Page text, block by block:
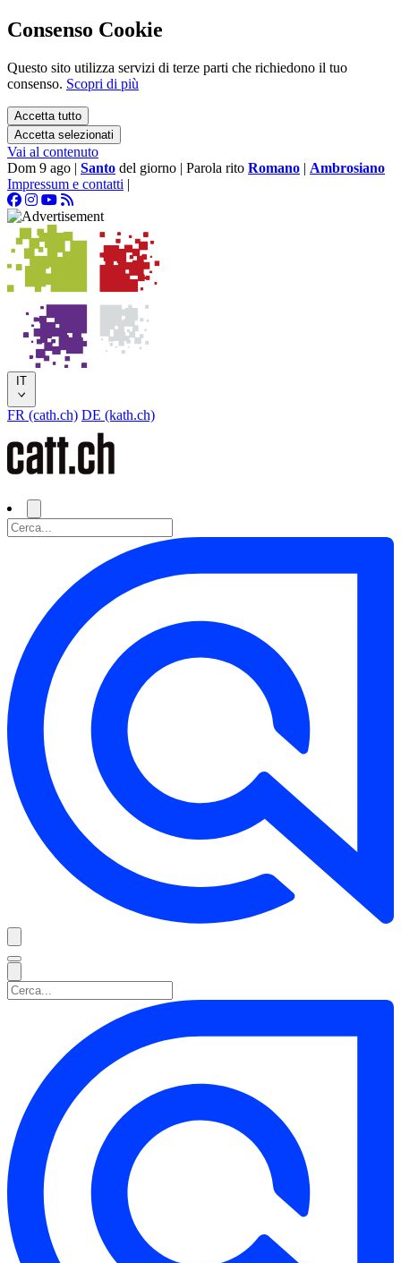
Consenso Cookie
Questo sito utilizza servizi di terze parti che richiedono il tuo
consenso. Scopri di più
Accetta tutto
Accetta selezionati
Vai al contenuto
Dom 9 ago | Santo del giorno | Parola rito Romano | Ambrosiano
Impressum e contatti |
IT
FR (cath.ch) DE (kath.ch)